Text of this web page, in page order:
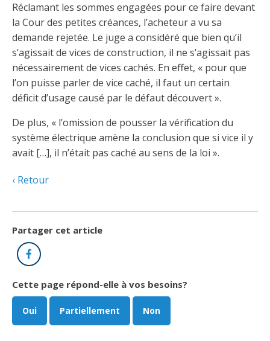
Sinistre
Lois et règlements
Condamnations pour exercice illégal
Le programme d'épargne collectif des fonds
d'investissement CORMEL | SÉCURE
H-Q, Telus et autres partenaires
Demande de reconnaissance d’une formation
Réclamant les sommes engagées pour ce faire devant
la Cour des petites créances, l’acheteur a vu sa
demande rejetée. Le juge a considéré que bien qu’il
s’agissait de vices de construction, il ne s’agissait pas
nécessairement de vices cachés. En effet, « pour que
l’on puisse parler de vice caché, il faut un certain
déficit d’usage causé par le défaut découvert ».
De plus, « l’omission de pousser la vérification du
système électrique amène la conclusion que si vice il y
avait […], il n’était pas caché au sens de la loi ».
Retour
Partager cet article
Facebook
Cette page répond-elle à vos besoins?
Oui Partiellement Non